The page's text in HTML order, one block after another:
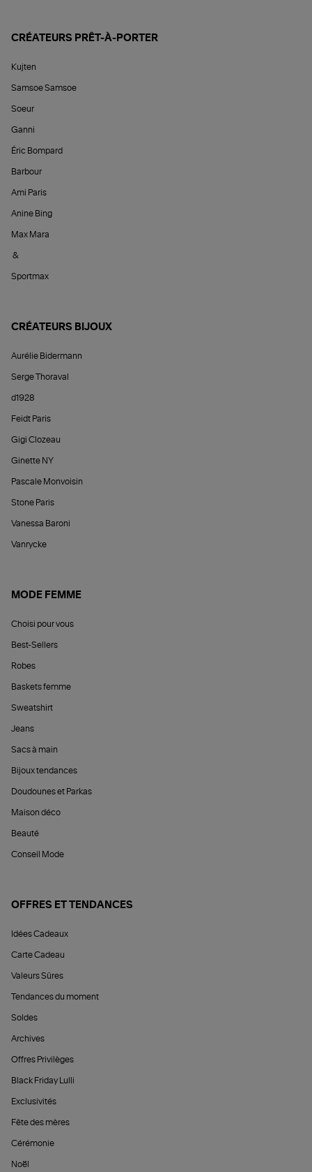
CRÉATEURS PRÊT-À-PORTER
Kujten
Samsoe Samsoe
Soeur
Ganni
Éric Bompard
Barbour
Ami Paris
Anine Bing
Max Mara
&
Sportmax
CRÉATEURS BIJOUX
Aurélie Bidermann
Serge Thoraval
d1928
Feidt Paris
Gigi Clozeau
Ginette NY
Pascale Monvoisin
Stone Paris
Vanessa Baroni
Vanrycke
MODE FEMME
Choisi pour vous
Best-Sellers
Robes
Baskets femme
Sweatshirt
Jeans
Sacs à main
Bijoux tendances
Doudounes et Parkas
Maison déco
Beauté
Conseil Mode
OFFRES ET TENDANCES
Idées Cadeaux
Carte Cadeau
Valeurs Sûres
Tendances du moment
Soldes
Archives
Offres Privilèges
Black Friday Lulli
Exclusivités
Fête des mères
Cérémonie
Noël